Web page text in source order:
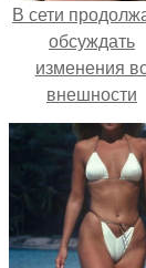
В сети
обсуждать
изменения
внешности
актрисы.